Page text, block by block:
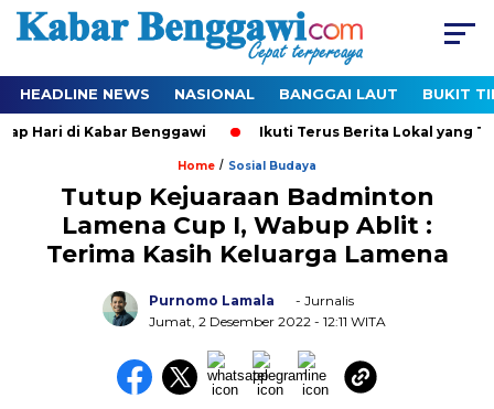
HEADLINE NEWS NASIONAL BANGGAI LAUT BUKIT
di Kabar Benggawi Ikuti Terus Berita Lokal yang Ter-
Home / Sosial Budaya
Tutup Kejuaraan Badminton
Lamena Cup I, Wabup Ablit :
Terima Kasih Keluarga Lamena
Purnomo Lamala
- Jurnalis
Jumat, 2 Desember 2022 - 12:11 WITA